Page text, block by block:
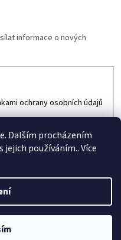
Dalším procházením
používáním.. Více
informace o nových
ochrany osobních údajů
práva vyhrazena.Upravit